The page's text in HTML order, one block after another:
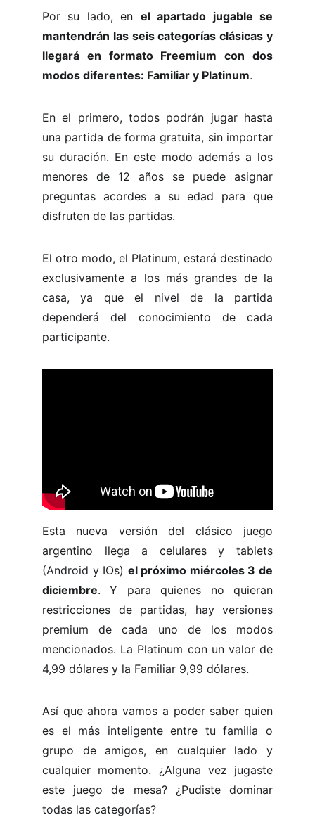
Por su lado, en el apartado jugable se
mantendrán las seis categorías clásicas y
llegará en formato Freemium con dos
modos diferentes: Familiar y Platinum.
En el primero, todos podrán jugar hasta
una partida de forma gratuita, sin importar
su duración. En este modo además a los
menores de 12 años se puede asignar
preguntas acordes a su edad para que
disfruten de las partidas.
El otro modo, el Platinum, estará destinado
exclusivamente a los más grandes de la
casa, ya que el nivel de la partida
dependerá del conocimiento de cada
participante.
Esta nueva versión del clásico juego
argentino llega a celulares y tablets
(Android y IOs) el próximo miércoles 3 de
diciembre. Y para quienes no quieran
restricciones de partidas, hay versiones
premium de cada uno de los modos
mencionados. La Platinum con un valor de
4,99 dólares y la Familiar 9,99 dólares.
Así que ahora vamos a poder saber quien
es el más inteligente entre tu familia o
grupo de amigos, en cualquier lado y
cualquier momento. ¿Alguna vez jugaste
este juego de mesa? ¿Pudiste dominar
todas las categorías?